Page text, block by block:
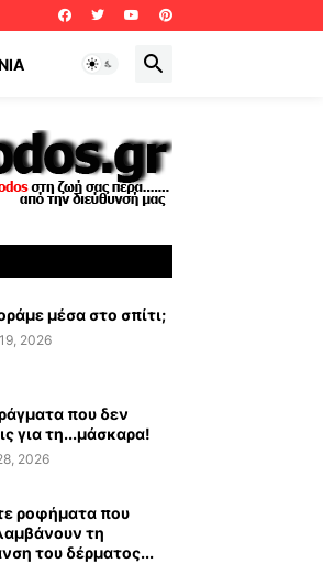
μέσα στο σπίτι;
2026
που δεν
για τη...μάσκαρα!
2026
ροφήματα που
τη
του δέρματος...